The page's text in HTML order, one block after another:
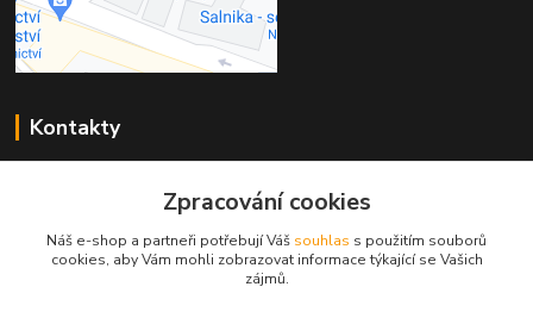
Kontakty
+420 566 524 868
info@pp-profi.cz
Zpracování cookies
Náš e-shop a partneři potřebují Váš souhlas s použitím souborů
cookies, aby Vám mohli zobrazovat informace týkající se Vašich
zájmů.